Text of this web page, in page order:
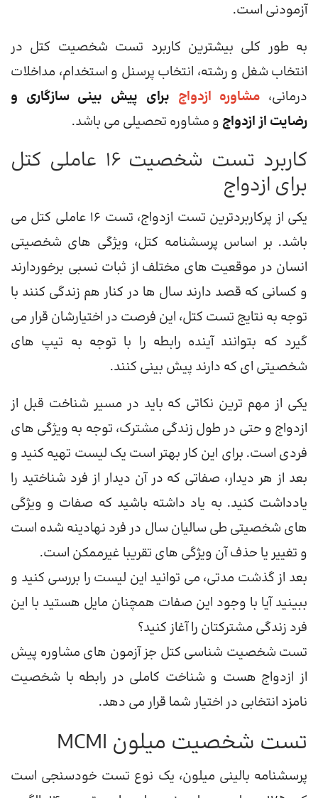
آزمودنی است.
به طور کلی بیشترین کاربرد تست شخصیت کتل در
انتخاب شغل و رشته، انتخاب پرسنل و استخدام، مداخلات
درمانی، مشاوره ازدواج برای پیش بینی سازگاری و
رضایت از ازدواج و مشاوره تحصیلی می باشد.
کاربرد تست شخصیت 16 عاملی کتل
برای ازدواج
یکی از پرکاربردترین تست ازدواج، تست 16 عاملی کتل می
باشد. بر اساس پرسشنامه کتل، ویژگی های شخصیتی
انسان در موقعیت های مختلف از ثبات نسبی برخوردارند
و کسانی که قصد دارند سال ها در کنار هم زندگی کنند با
توجه به نتایج تست کتل، این فرصت در اختیارشان قرار می
گیرد که بتوانند آینده رابطه را با توجه به تیپ های
شخصیتی ای که دارند پیش بینی کنند.
یکی از مهم ترین نکاتی که باید در مسیر شناخت قبل از
ازدواج و حتی در طول زندگی مشترک، توجه به ویژگی های
فردی است. برای این کار بهتر است یک لیست تهیه کنید و
بعد از هر دیدار، صفاتی که در آن دیدار از فرد شناختید را
یادداشت کنید. به یاد داشته باشید که صفات و ویژگی
های شخصیتی طی سالیان سال در فرد نهادینه شده است
و تغییر یا حذف آن ویژگی های تقریبا غیرممکن است.
بعد از گذشت مدتی، می توانید این لیست را بررسی کنید و
ببینید آیا با وجود این صفات همچنان مایل هستید با این
فرد زندگی مشترکتان را آغاز کنید؟
تست شخصیت شناسی کتل جز آزمون های مشاوره پیش
از ازدواج هست و شناخت کاملی در رابطه با شخصیت
نامزد انتخابی در اختیار شما قرار می دهد.
تست شخصیت میلون MCMI
پرسشنامه بالینی میلون، یک نوع تست خودسنجی است